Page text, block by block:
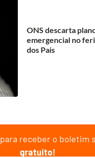
ONS descarta
emergencial no
dos Pais
para receber o boletim
gratuito!